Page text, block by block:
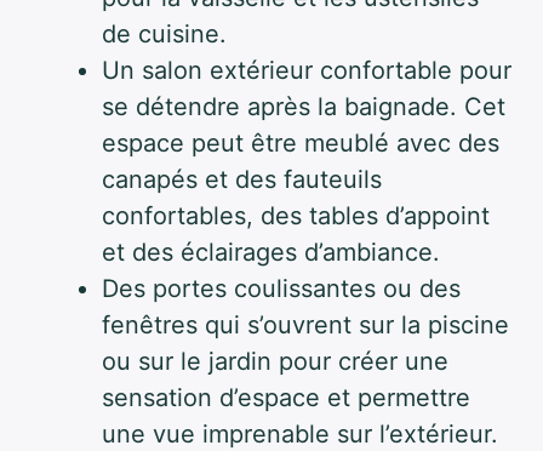
de cuisine.
Un salon extérieur confortable pour
se détendre après la baignade. Cet
espace peut être meublé avec des
canapés et des fauteuils
confortables, des tables d’appoint
et des éclairages d’ambiance.
Des portes coulissantes ou des
fenêtres qui s’ouvrent sur la piscine
ou sur le jardin pour créer une
sensation d’espace et permettre
une vue imprenable sur l’extérieur.